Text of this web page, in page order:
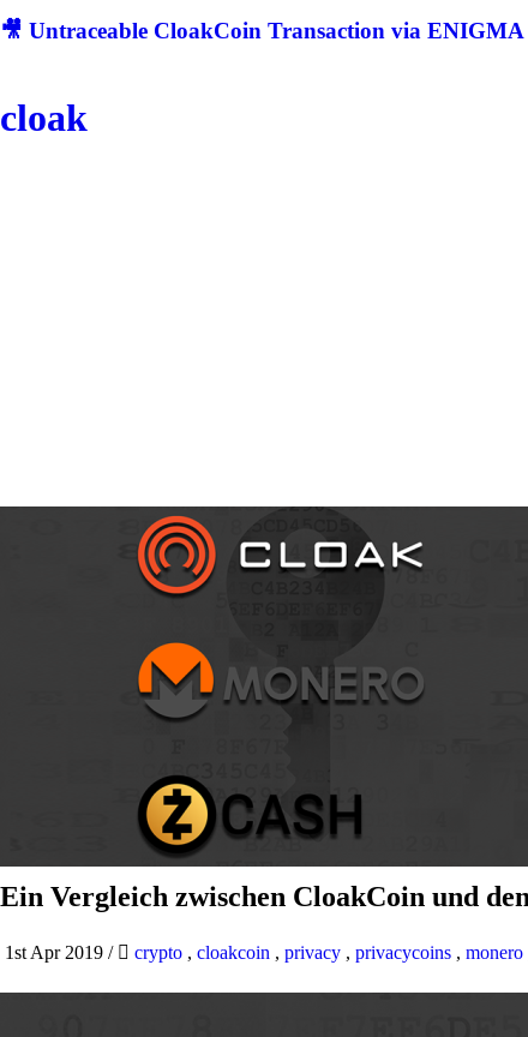
🎥 Untraceable CloakCoin Transaction via ENIGMA
cloak
Ein Vergleich zwischen CloakCoin und
1st Apr 2019 / crypto , cloakcoin , privacy , privacycoins , monero